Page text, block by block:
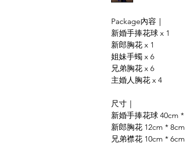
Package內容｜
新婚手捧花球 x 1
新郎胸花 x 1
姐妹手蠋 x 6
兄弟胸花 x 6
主婚人胸花 x 4
尺寸｜
新婚手捧花球 40cm
新郎胸花 12cm * 8cm
兄弟襟花 10cm * 6cm